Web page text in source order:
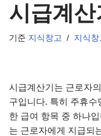
시급계
기준 지식창고 지식창
시급계산기는 근로자
구입니다. 특히 주휴수
한 급여 항목 중 하나
는 근로자에게 지급되